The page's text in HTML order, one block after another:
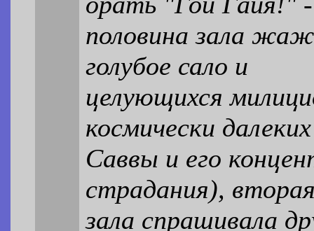
половина зала
голубое сало и
целующихся
космически
Саввы и его
страдания),
зала спрашивала